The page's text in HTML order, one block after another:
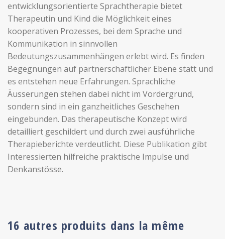
entwicklungsorientierte Sprachtherapie bietet
Therapeutin und Kind die Möglichkeit eines
kooperativen Prozesses, bei dem Sprache und
Kommunikation in sinnvollen
Bedeutungszusammenhängen erlebt wird. Es finden
Begegnungen auf partnerschaftlicher Ebene statt und
es entstehen neue Erfahrungen. Sprachliche
Äusserungen stehen dabei nicht im Vordergrund,
sondern sind in ein ganzheitliches Geschehen
eingebunden. Das therapeutische Konzept wird
detailliert geschildert und durch zwei ausführliche
Therapieberichte verdeutlicht. Diese Publikation gibt
Interessierten hilfreiche praktische Impulse und
Denkanstösse.
16 autres produits dans la même